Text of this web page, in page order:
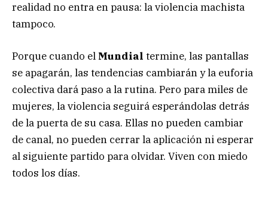
realidad no entra en pausa: la violencia machista
tampoco.
Porque cuando el Mundial termine, las pantallas
se apagarán, las tendencias cambiarán y la euforia
colectiva dará paso a la rutina. Pero para miles de
mujeres, la violencia seguirá esperándolas detrás
de la puerta de su casa. Ellas no pueden cambiar
de canal, no pueden cerrar la aplicación ni esperar
al siguiente partido para olvidar. Viven con miedo
todos los días.